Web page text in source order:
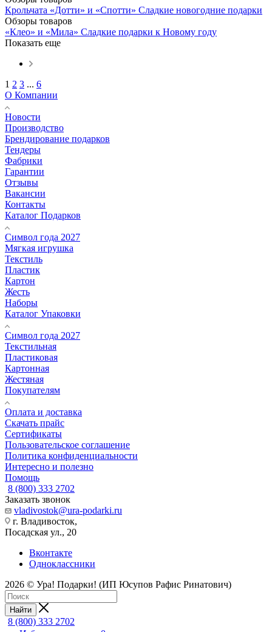
Крольчата «Дотти» и «Спотти» Сладкие новогодние подарки
Обзоры товаров
«Клео» и «Мила» Сладкие подарки к Новому году
Показать еще
1 2 3 ... 6
О Компании
Новости
Производство
Брендирование подарков
Тендеры
Фабрики
Гарантии
Отзывы
Вакансии
Контакты
Каталог Подарков
Символ года 2027
Мягкая игрушка
Текстиль
Пластик
Картон
Жесть
Наборы
Каталог Упаковки
Символ года 2027
Текстильная
Пластиковая
Картонная
Жестяная
Покупателям
Оплата и доставка
Скачать прайс
Сертификаты
Пользовательское соглашение
Политика конфиденциальности
Интересно и полезно
Помощь
8 (800) 333 2702
Заказать звонок
vladivostok@ura-podarki.ru
г. Владивосток,
Посадская ул., 20
Вконтакте
Одноклассники
2026 © Ура! Подарки! (ИП Юсупов Рафис Ринатович)
Найти
8 (800) 333 2702